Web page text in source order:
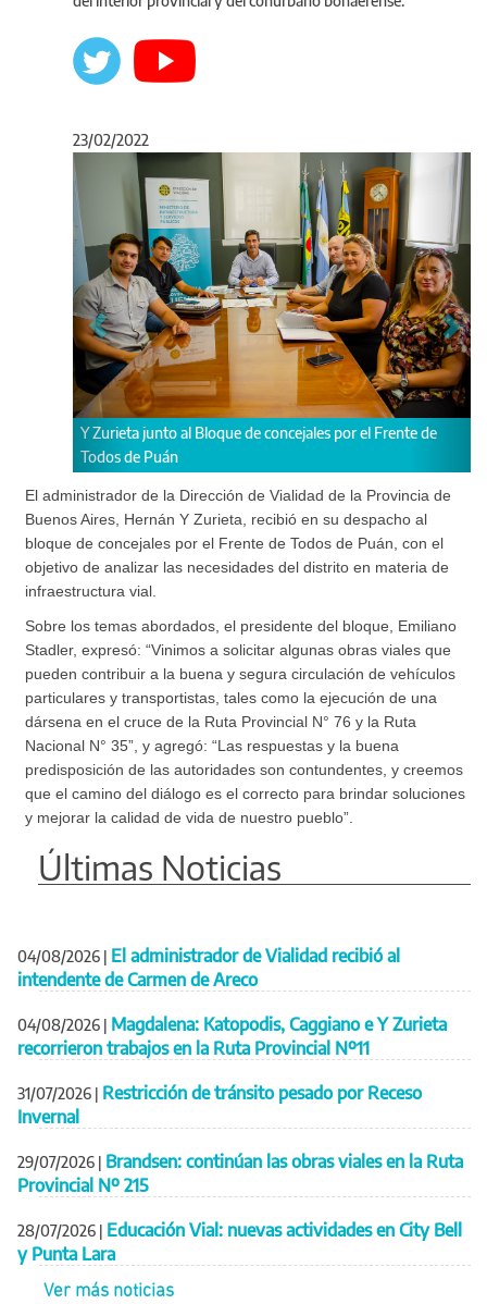
23/02/2022
al Bloque de concejales por el Frente de
Abordaron temáticas
Anterior
El administrador de la Dirección de Vialidad de la Provincia de
Buenos Aires, Hernán Y Zurieta, recibió en su despacho al
bloque de concejales por el Frente de Todos de Puán, con el
objetivo de analizar las necesidades del distrito en materia de
infraestructura vial.
Sobre los temas abordados, el presidente del bloque, Emiliano
Stadler, expresó: “Vinimos a solicitar algunas obras viales que
pueden contribuir a la buena y segura circulación de vehículos
particulares y transportistas, tales como la ejecución de una
dársena en el cruce de la Ruta Provincial N° 76 y la Ruta
Nacional N° 35”, y agregó: “Las respuestas y la buena
predisposición de las autoridades son contundentes, y creemos
que el camino del diálogo es el correcto para brindar soluciones
y mejorar la calidad de vida de nuestro pueblo”.
Últimas Noticias
04/08/2026 | El administrador de Vialidad recibió al
intendente de Carmen de Areco
04/08/2026 | Magdalena: Katopodis, Caggiano e Y Zurieta
recorrieron trabajos en la Ruta Provincial Nº11
31/07/2026 | Restricción de tránsito pesado por Receso
Invernal
29/07/2026 | Brandsen: continúan las obras viales en la Ruta
Provincial Nº 215
28/07/2026 | Educación Vial: nuevas actividades en City Bell
y Punta Lara
Ver más noticias